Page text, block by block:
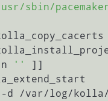
sbin/
''
]]
/var/log/